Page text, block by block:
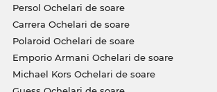
Persol Ochelari de soare
Carrera Ochelari de soare
Polaroid Ochelari de soare
Emporio Armani Ochelari de soare
Michael Kors Ochelari de soare